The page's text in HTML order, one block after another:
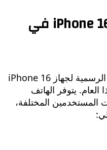
سعر وموعد توفر iPhone 16 في
أعلنت شركة آبل عن الأسعار الرسمية لجهاز iPhone 16
الهاتف
المختلفة،